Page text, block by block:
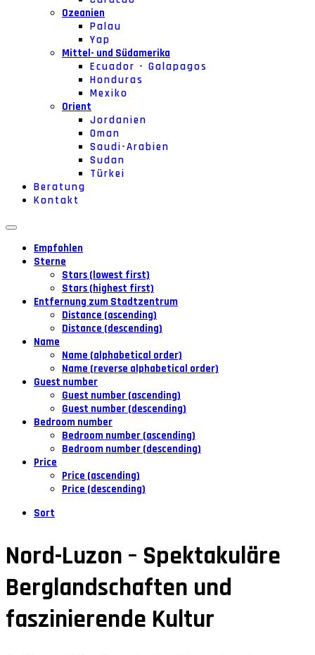
Ozeanien
Palau
Yap
Mittel- und Südamerika
Ecuador - Galapagos
Honduras
Mexiko
Orient
Jordanien
Oman
Saudi-Arabien
Sudan
Türkei
Beratung
Kontakt
Empfohlen
Sterne
Stars (lowest first)
Stars (highest first)
Entfernung zum Stadtzentrum
Distance (ascending)
Distance (descending)
Name
Name (alphabetical order)
Name (reverse alphabetical order)
Guest number
Guest number (ascending)
Guest number (descending)
Bedroom number
Bedroom number (ascending)
Bedroom number (descending)
Price
Price (ascending)
Price (descending)
Sort
Nord-Luzon – Spektakuläre
Berglandschaften und
faszinierende Kultur